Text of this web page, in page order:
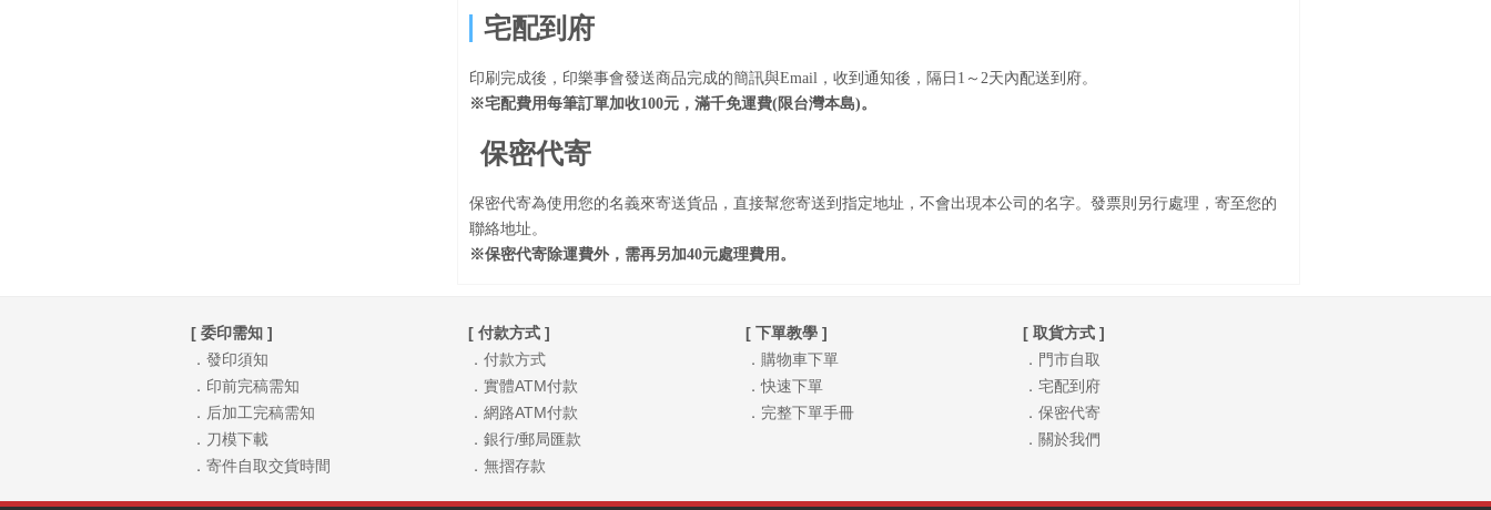
宅配到府
印刷完成後，印樂事會發送商品完成的簡訊與Email，收到通知後，隔日1～2天內配送到府。
※宅配費用每筆訂單加收100元，滿千免運費(限台灣本島)。
保密代寄
保密代寄為使用您的名義來寄送貨品，直接幫您寄送到指定地址，不會出現本公司的名字。發票則另行處理，寄至您的
聯絡地址。
※保密代寄除運費外，需再另加40元處理費用。
[ 委印需知 ]
．發印須知
．印前完稿需知
．后加工完稿需知
．刀模下載
．寄件自取交貨時間
[ 付款方式 ]
．付款方式
．實體ATM付款
．網路ATM付款
．銀行/郵局匯款
．無摺存款
[ 下單教學 ]
．購物車下單
．快速下單
．完整下單手冊
[ 取貨方式 ]
．門市自取
．宅配到府
．保密代寄
．關於我們